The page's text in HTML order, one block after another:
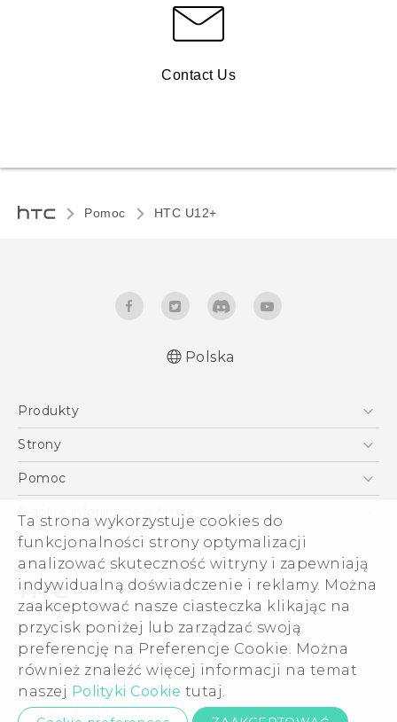
Ta strona wykorzystuje cookies do
funkcjonalności strony optymalizacji
analizować skuteczność witryny i zapewniają
indywidualną doświadczenie i reklamy. Można
zaakceptować nasze ciasteczka klikając na
przycisk poniżej lub zarządzać swoją
preferencję na Preferencje Cookie. Można
również znaleźć więcej informacji na temat
naszej Polityki Cookie tutaj.
Contact Us
Pomoc HTC U12+‎
Polish - Wytyczne dotyczące bezpieczeństwa i
wytyczne wymagane przez prawo
Polska
Produkty
Smartfony
VIVE
Akcesoria
Strony
HTC Vive
Pomoc
Pomoc E-commerce
Ogólne informacje o firmie
ESG
Informacje o firmie
Dla inwestorów (angielski)
Cookie Preferences
Kariera
Security and Privacy Whitepaper
© 2011-2026 HTC Corporation
Warunki prawne
Kontakt ds. prywatności:Global-Privacy@htc.com